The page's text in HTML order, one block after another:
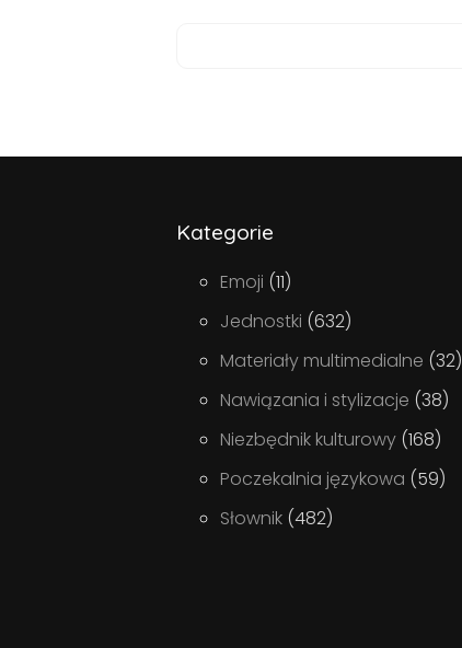
Kategorie
Emoji (11)
Jednostki (632)
Materiały multimedialne (32)
Nawiązania i stylizacje (38)
Niezbędnik kulturowy (168)
Poczekalnia językowa (59)
Słownik (482)